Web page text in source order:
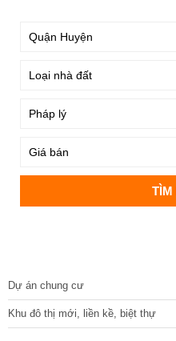
Dự án chung cư
Khu đô thị mới, liền kề, biệt thự